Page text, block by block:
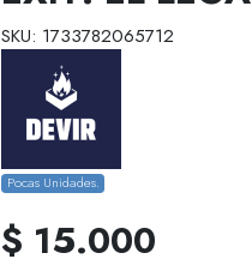
SKU: 1733782065712
Pocas Unidades.
$ 15.000